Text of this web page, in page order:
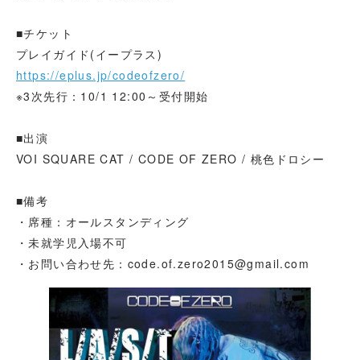
■チケット
プレイガイド(イープラス)
https://eplus.jp/codeofzero/
※3次先行：10/1 12:00～受付開始
■出演
VOI SQUARE CAT / CODE OF ZERO / 桃色ドロシー
■備考
・席種：オールスタンディング
・未就学児入場不可
・お問い合わせ先：code.of.zero2015@gmail.com